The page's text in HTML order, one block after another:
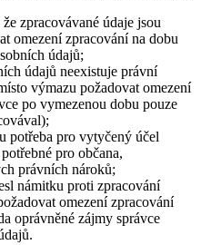
zpracovávané údaje jsou
omezení zpracování na dobu
údajů;
údajů neexistuje právní
výmazu požadovat omezení
po vymezenou dobu pouze
potřeba pro vytyčený účel
pro občana,
právních nároků;
námitku proti zpracování
omezení zpracování
oprávněné zájmy správce